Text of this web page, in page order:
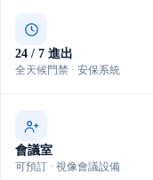
24 / 7 進出
全天候門禁 · 安保系統
會議室
可預訂 · 視像會議設備